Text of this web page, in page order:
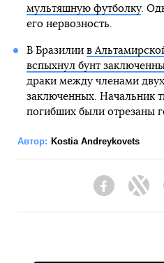
мультяшную футболку.
его нервозность.
В Бразилии в
вспыхнул бунт
драки между членами
заключенных. Начальник
погибших были отрезаны
Автор: Kostia Andreykovets
Facebook